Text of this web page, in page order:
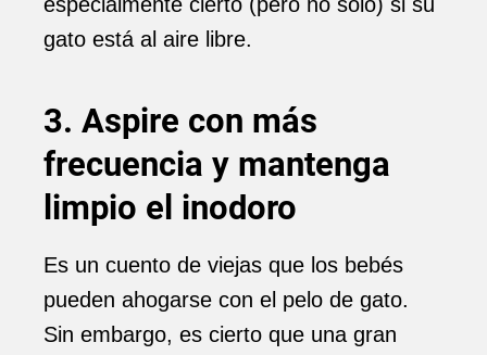
gato está al aire libre.
3. Aspire con más
frecuencia y mantenga
limpio el inodoro
Es un cuento de viejas que los bebés
pueden ahogarse con el pelo de gato.
Sin embargo, es cierto que una gran